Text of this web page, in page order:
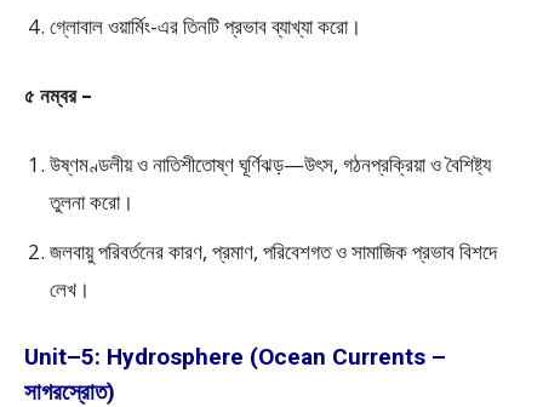
গ্লোবাল ওয়ার্মিং-এর তিনটি প্রভাব ব্যাখ্যা করো।
৫ নম্বর –
উষ্ণমণ্ডলীয় ও নাতিশীতোষ্ণ ঘূর্ণিঝড়—উৎস, গঠনপ্রক্রিয়া ও বৈশিষ্ট্য
তুলনা করো।
জলবায়ু পরিবর্তনের কারণ, প্রমাণ, পরিবেশগত ও সামাজিক প্রভাব বিশদে
লেখ।
Unit–5: Hydrosphere (Ocean Currents –
সাগরস্রোত)